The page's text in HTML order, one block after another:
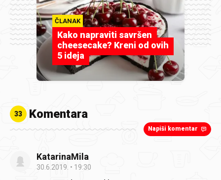
ČLANAK
Kako napraviti savršen
cheesecake? Kreni od ovih
5 ideja
33 Komentara
Napiši komentar
KatarinaMila
30.6.2019. 19:30